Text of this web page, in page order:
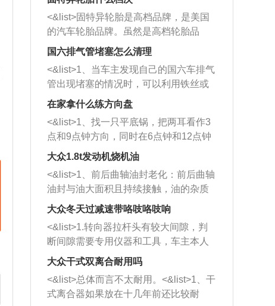
<&list>固特异轮胎是高档品牌，是美国
的汽车轮胎品牌。虽然是高档轮胎品
牌，但是中高低端的轮胎都有生产，这
也是为了更好的开拓市场。
国六排气管堵塞怎么清理
<&list>1、当车主发现自己的国六车排气
管出现堵塞的情况时，可以利用铁丝或
者是细棍，直接将杂物给取出来，如果
堵塞情况比较严重，也可以采取应急措
施。 <&list>2、直接利用木棍将所有的
杂物推到排气管里面的位置处，然后将
三元催化器拆解开，就可以将堵塞的东
西取出来。但如果是因为积碳过多引起
的堵塞，就需要将三元催化器泡在草酸
洗剂对堵塞的情况得到解决，将清洗剂
放在燃油箱中，与燃油混合后，车辆启
动时，就可以和汽油一起进入到燃烧
室，最后形成废气排出，就可以让三元
催化器得到清洗，排气管堵塞的情况就
能够得到解决。
在家拿什么练方向盘
<&list>1、找一只平底锅，把两耳看作3
点和9点钟方向，同时在6点钟和12点钟
方向做一个标记。 <&list>2、双手握住
一圈半的练习，往右同样也要打相同的
圈数。 <&list>3、最后强调要反复练
习，这样就可以形成肌肉记忆，在真实
驾驶车辆时，不需要记忆也能打好方
向。
大众1.8t发动机烧机油
<&list>1、前后曲轴油封老化：前后曲轴
油封与油大面积且持续接触，油的杂质
和发动机内持续温度变化使其密封效果
逐渐减弱，导致渗油或漏油。<&list>2、
活塞间隙过大：积碳会使活塞环与缸体
的间隙扩大，导致机油流入燃烧室中，
造成烧机油。<&list>3、机油粘度。使用
机油粘度过小的话，同样会有烧机油现
象，机油粘度过小具有很好的流动性，
大众冬天过减速带咯吱咯吱响
<&list>1.转向器拉杆头有较大间隙，判
断间隙需要专用仪器和工具，车主本人
无法制作，需要将车辆送到修理厂或4s
店；<&list>2.车辆半轴套管防尘罩破
裂，破裂后会出现漏油现象，使半轴磨
损严重，磨损的半轴容易损坏，产生异
大众干式双离合耐用吗
<&list>总体而言不太耐用。<&list>1、干
式离合器如果放在十几年前还比较耐